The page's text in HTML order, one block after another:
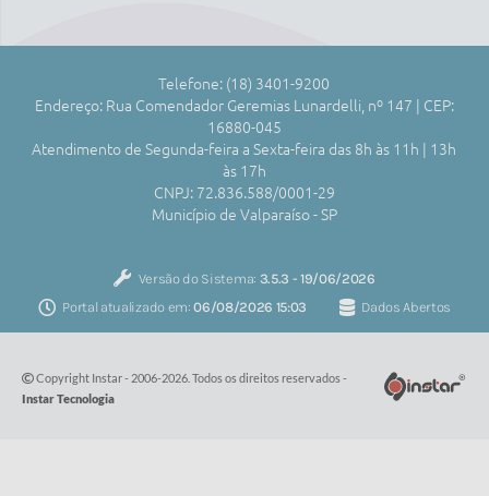
Telefone: (18) 3401-9200
Endereço: Rua Comendador Geremias Lunardelli, nº 147 | CEP:
16880-045
Atendimento de Segunda-feira a Sexta-feira das 8h às 11h | 13h
às 17h
CNPJ: 72.836.588/0001-29
Município de Valparaíso - SP
Versão do Sistema: 3.5.3 - 19/06/2026
Portal atualizado em:06/08/2026 15:03 Dados Abertos
Copyright Instar - 2006-2026. Todos os direitos reservados -
Instar Tecnologia